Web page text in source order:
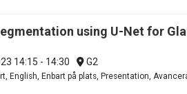
using U-Net for
14:15 - 14:30 G2
English, Enbart på plats, Presentation,